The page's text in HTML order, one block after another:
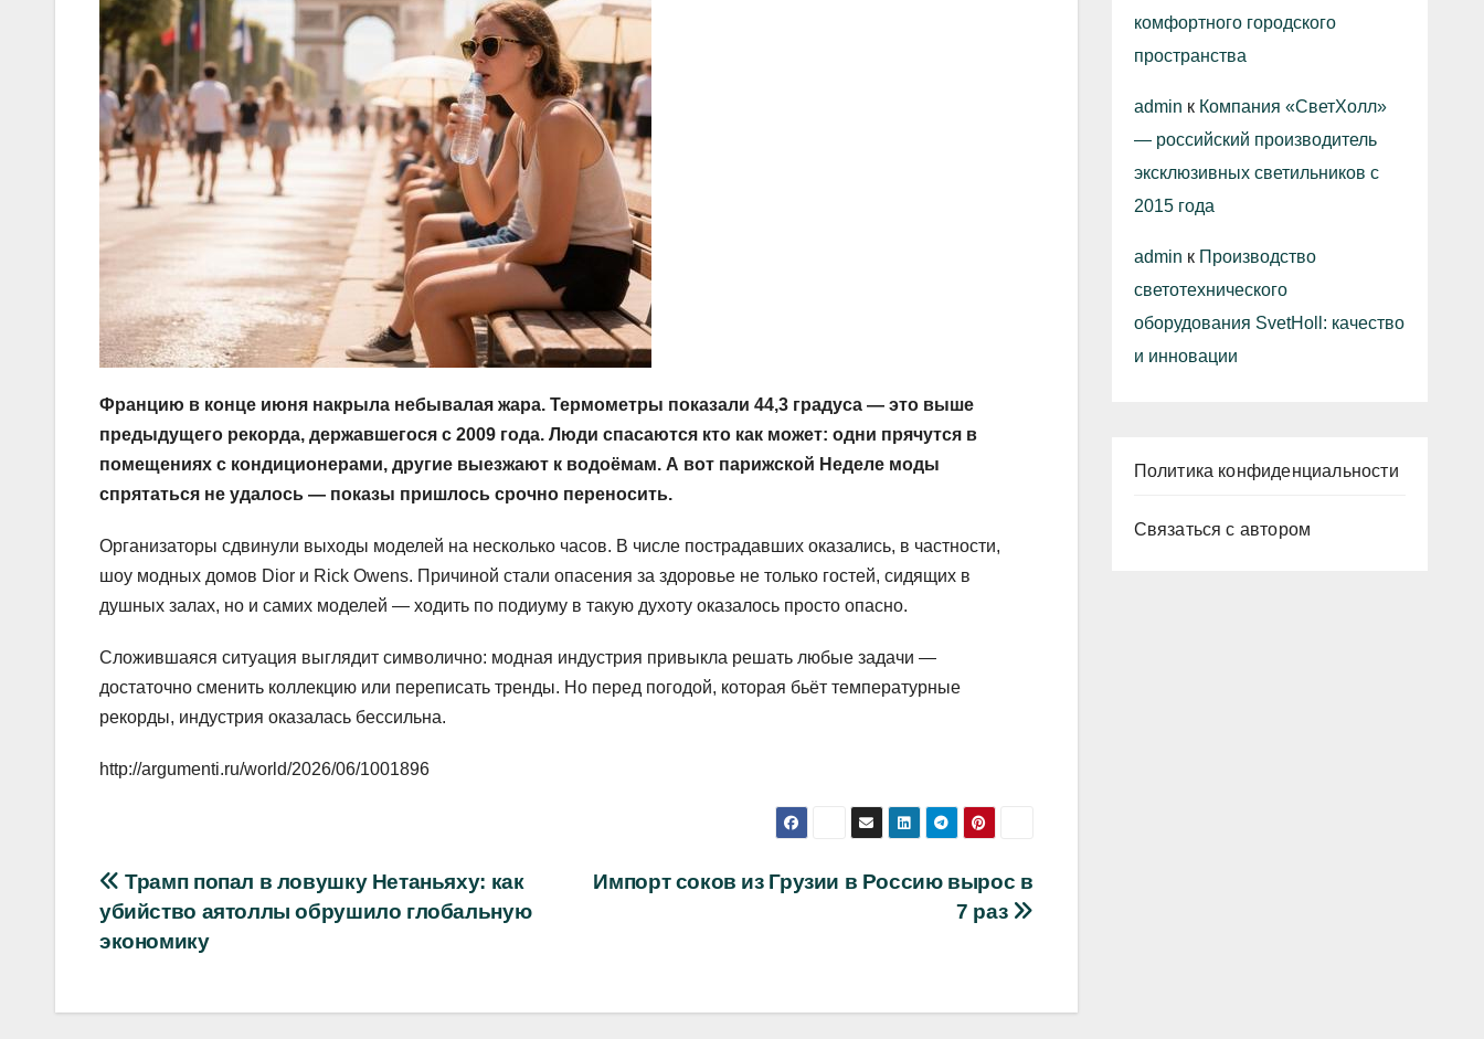
Францию в конце июня накрыла небывалая жара. Термометры показали 44,3 градуса — это выше
предыдущего рекорда, державшегося с 2009 года. Люди спасаются кто как может: одни прячутся в
помещениях с кондиционерами, другие выезжают к водоёмам. А вот парижской Неделе моды
спрятаться не удалось — показы пришлось срочно переносить.
Организаторы сдвинули выходы моделей на несколько часов. В числе пострадавших оказались, в частности,
шоу модных домов Dior и Rick Owens. Причиной стали опасения за здоровье не только гостей, сидящих в
душных залах, но и самих моделей — ходить по подиуму в такую духоту оказалось просто опасно.
Сложившаяся ситуация выглядит символично: модная индустрия привыкла решать любые задачи —
достаточно сменить коллекцию или переписать тренды. Но перед погодой, которая бьёт температурные
рекорды, индустрия оказалась бессильна.
http://argumenti.ru/world/2026/06/1001896
Навигация
по
Импорт соков из Грузии в Россию вырос в
7 раз
Трамп попал в ловушку Нетаньяху: как
убийство аятоллы обрушило глобальную
экономику
комфортного городского
пространства
admin к Компания «СветХолл»
— российский производитель
эксклюзивных светильников с
2015 года
admin к Производство
светотехнического
оборудования SvetHoll: качество
и инновации
Политика конфиденциальности
Связаться с автором